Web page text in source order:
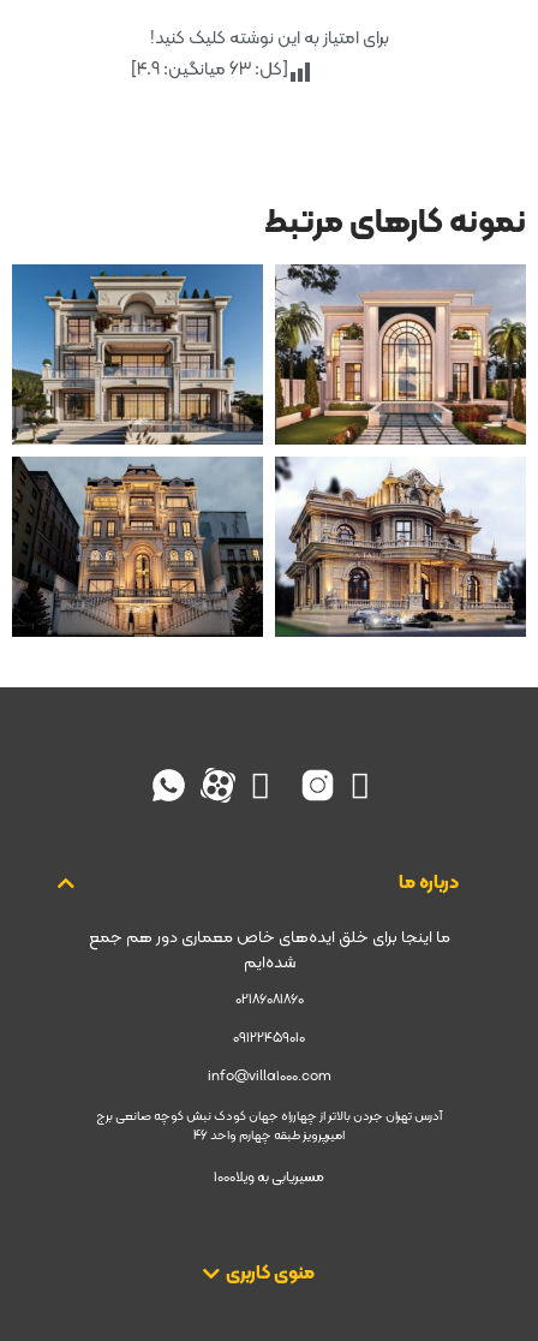
برای امتیاز به این نوشته کلیک کنید!
[کل:63میانگین:4.9
]
نمونه کارهای مرتبط
درباره ما
ما اینجا برای خلق ایده‌های خاص معماری دور هم جمع
شده‌ایم
02186081860
09122459010
info@villa1000.com
آدرس تهران جردن بالاتر از چهارراه جهان کودک نبش کوچه صانعی برج
امیرپرویز طبقه چهارم واحد 46
مسیریابی به ویلا1000
منوی کاربری​